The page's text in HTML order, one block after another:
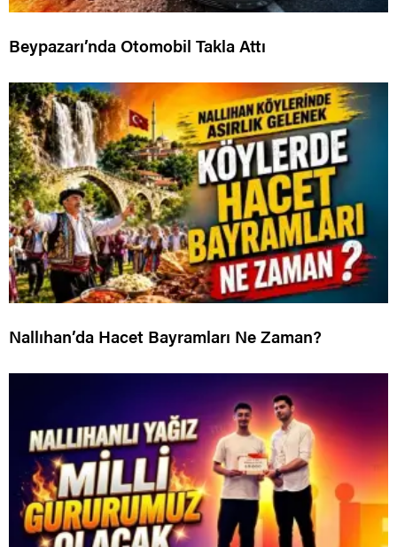
Beypazarı’nda Otomobil Takla Attı
Nallıhan’da Hacet Bayramları Ne Zaman?